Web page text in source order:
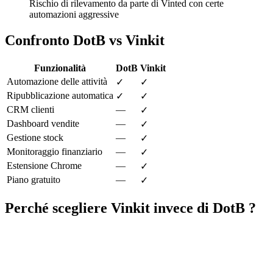
Rischio di rilevamento da parte di Vinted con certe
automazioni aggressive
Confronto DotB vs Vinkit
Funzionalità DotB Vinkit
Automazione delle attività
✓
✓
Ripubblicazione automatica ✓
✓
CRM clienti
—
✓
Dashboard vendite
—
✓
Gestione stock
—
✓
Monitoraggio finanziario
—
✓
Estensione Chrome
—
✓
Piano gratuito
— ✓
Perché scegliere Vinkit invece di DotB ?